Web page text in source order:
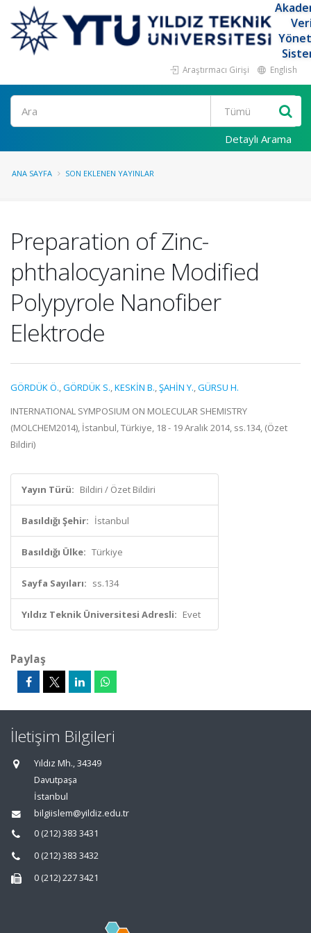
Araştırmacı Girişi English
Ara
Detaylı Arama
ANA SAYFA SON EKLENEN YAYINLAR
Preparation of Zinc-
phthalocyanine Modified
Polypyrole Nanofiber
Elektrode
GÖRDÜK Ö.,GÖRDÜK S.,KESKİN B.,ŞAHİN Y.,GÜRSU H.
INTERNATIONAL SYMPOSIUM ON MOLECULAR SHEMISTRY
(MOLCHEM2014), İstanbul, Türkiye, 18 - 19 Aralık 2014, ss.134, (Özet
Bildiri)
Yayın Türü: Bildiri / Özet Bildiri
Basıldığı Şehir: İstanbul
Basıldığı Ülke: Türkiye
Sayfa Sayıları: ss.134
Yıldız Teknik Üniversitesi Adresli: Evet
Paylaş
İletişim Bilgileri
Yıldız Mh., 34349
Davutpaşa
İstanbul
bilgiislem@yildiz.edu.tr
0 (212) 383 3431
0 (212) 383 3432
0 (212) 227 3421